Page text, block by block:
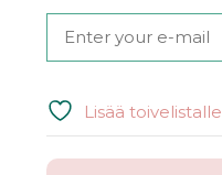
Lisää toivelistalle